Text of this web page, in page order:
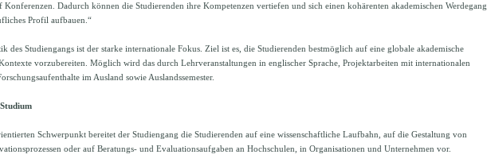
Konferenzen. Dadurch können die Studierenden ihre Kompetenzen vertiefen und sich einen kohärenten akademischen Werdegang
Profil aufbauen.“
des Studiengangs ist der starke internationale Fokus. Ziel ist es, die Studierenden bestmöglich auf eine globale akademische
vorzubereiten. Möglich wird das durch Lehrveranstaltungen in englischer Sprache, Projektarbeiten mit internationalen
im Ausland sowie Auslandssemester.
Schwerpunkt bereitet der Studiengang die Studierenden auf eine wissenschaftliche Laufbahn, auf die Gestaltung von
oder auf Beratungs- und Evaluationsaufgaben an Hochschulen, in Organisationen und Unternehmen vor.